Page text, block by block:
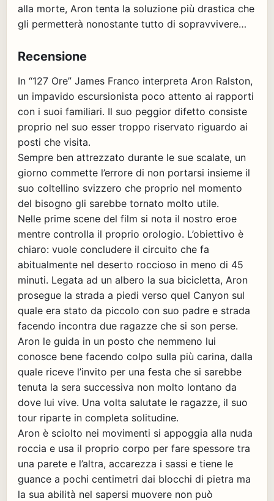
alla morte, Aron tenta la soluzione più drastica che
gli permetterà nonostante tutto di sopravvivere…
Recensione
In “127 Ore” James Franco interpreta Aron Ralston,
un impavido escursionista poco attento ai rapporti
con i suoi familiari. Il suo peggior difetto consiste
proprio nel suo esser troppo riservato riguardo ai
posti che visita.
Sempre ben attrezzato durante le sue scalate, un
giorno commette l’errore di non portarsi insieme il
suo coltellino svizzero che proprio nel momento
del bisogno gli sarebbe tornato molto utile.
Nelle prime scene del film si nota il nostro eroe
mentre controlla il proprio orologio. L’obiettivo è
chiaro: vuole concludere il circuito che fa
abitualmente nel deserto roccioso in meno di 45
minuti. Legata ad un albero la sua bicicletta, Aron
prosegue la strada a piedi verso quel Canyon sul
quale era stato da piccolo con suo padre e strada
facendo incontra due ragazze che si son perse.
Aron le guida in un posto che nemmeno lui
conosce bene facendo colpo sulla più carina, dalla
quale riceve l’invito per una festa che si sarebbe
tenuta la sera successiva non molto lontano da
dove lui vive. Una volta salutate le ragazze, il suo
tour riparte in completa solitudine.
Aron è sciolto nei movimenti si appoggia alla nuda
roccia e usa il proprio corpo per fare spessore tra
una parete e l’altra, accarezza i sassi e tiene le
guance a pochi centimetri dai blocchi di pietra ma
la sua abilità nel sapersi muovere non può